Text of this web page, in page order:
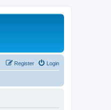
Login
Register